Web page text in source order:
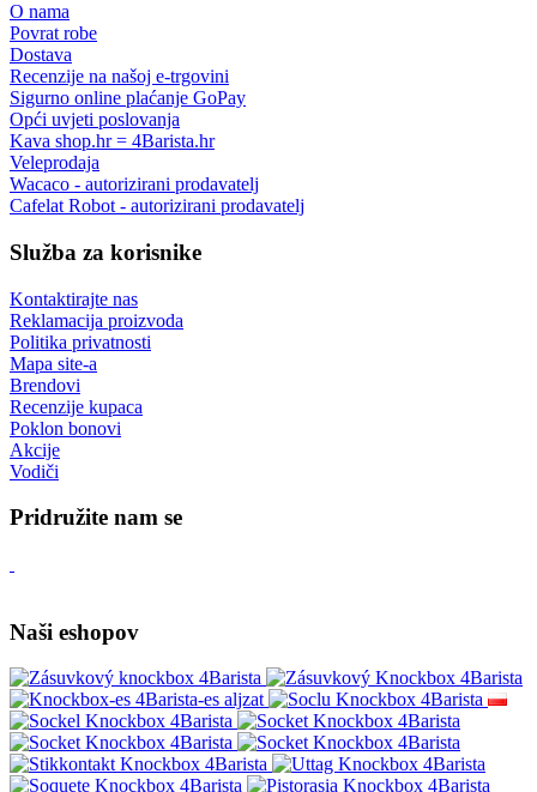
O nama
Povrat robe
Dostava
Recenzije na našoj e-trgovini
Sigurno online plaćanje GoPay
Opći uvjeti poslovanja
Kava shop.hr = 4Barista.hr
Veleprodaja
Wacaco - autorizirani prodavatelj
Cafelat Robot - autorizirani prodavatelj
Služba za korisnike
Kontaktirajte nas
Reklamacija proizvoda
Politika privatnosti
Mapa site-a
Brendovi
Recenzije kupaca
Poklon bonovi
Akcije
Vodiči
Pridružite nam se
Naši eshopov